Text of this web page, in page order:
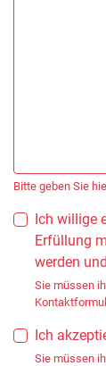
Bitte geben Sie
Ich willige
Erfüllung
werden
Sie müssen
Ich
Sie müssen